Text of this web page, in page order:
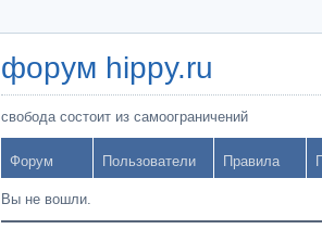
форум hippy.ru
свобода состоит из самоограничений
Форум Пользователи Правила
Вы не вошли.